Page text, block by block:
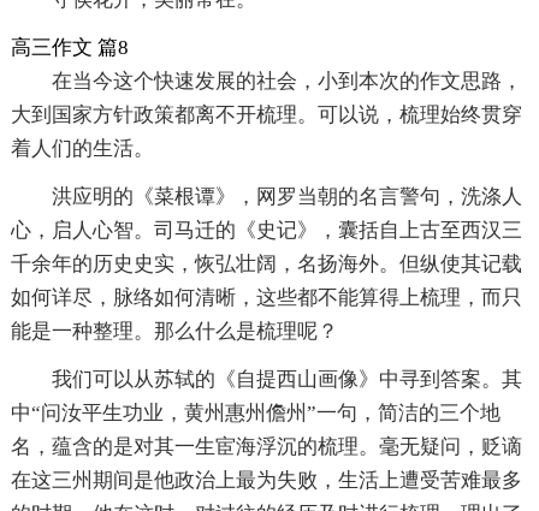
高三作文 篇8
在当今这个快速发展的社会，小到本次的作文思路，
大到国家方针政策都离不开梳理。可以说，梳理始终贯穿
着人们的生活。
洪应明的《菜根谭》，网罗当朝的名言警句，洗涤人
心，启人心智。司马迁的《史记》，囊括自上古至西汉三
千余年的历史史实，恢弘壮阔，名扬海外。但纵使其记载
如何详尽，脉络如何清晰，这些都不能算得上梳理，而只
能是一种整理。那么什么是梳理呢？
我们可以从苏轼的《自提西山画像》中寻到答案。其
中“问汝平生功业，黄州惠州儋州”一句，简洁的三个地
名，蕴含的是对其一生宦海浮沉的梳理。毫无疑问，贬谪
在这三州期间是他政治上最为失败，生活上遭受苦难最多